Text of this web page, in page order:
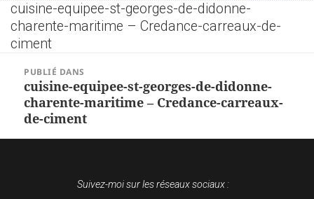
cuisine-equipee-st-georges-de-didonne-
charente-maritime – Credance-carreaux-de-
ciment
NAVIGATION
DE
L’ARTICLE
PUBLIÉ DANS
cuisine-equipee-st-georges-de-didonne-
charente-maritime – Credance-carreaux-
de-ciment
Suivez-moi sur les réseaux sociaux :